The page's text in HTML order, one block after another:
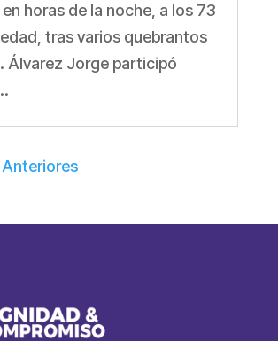
horas de la noche, a los 73
tras varios quebrantos
Álvarez Jorge participó